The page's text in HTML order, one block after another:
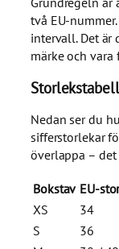
två EU-
intervall. Det är
märke och
Nedan ser du
sifferstorlekar
överlappa –
Bokstav EU-
XS
34
S
36